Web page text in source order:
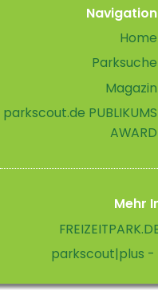
Navigation
Home
Parksuche
Magazin
parkscout.de PUBLIKUMS
AWARD
Mehr
parkscout|plus -